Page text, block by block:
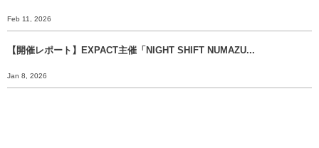
Feb 11, 2026
【開催レポート】EXPACT主催「NIGHT SHIFT NUMAZU...
Jan 8, 2026